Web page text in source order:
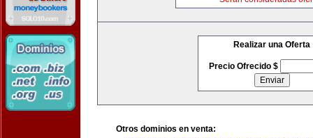
Realizar una Oferta
Precio Ofrecido $
Otros dominios en venta: